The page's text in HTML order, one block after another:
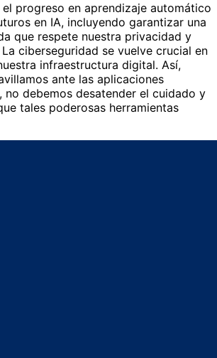
progreso en aprendizaje automático
en IA, incluyendo garantizar una
que respete nuestra privacidad y
ciberseguridad se vuelve crucial en
infraestructura digital. Así,
ante las aplicaciones
no debemos desatender el cuidado y
tales poderosas herramientas